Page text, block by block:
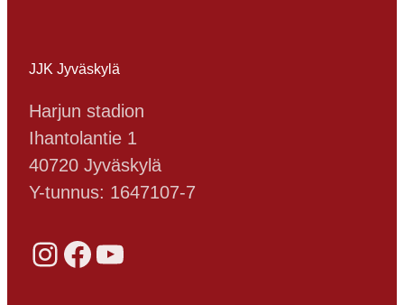
JJK Jyväskylä
Harjun stadion
Ihantolantie 1
40720 Jyväskylä
Y-tunnus: 1647107-7
Instagram Facebook YouTube